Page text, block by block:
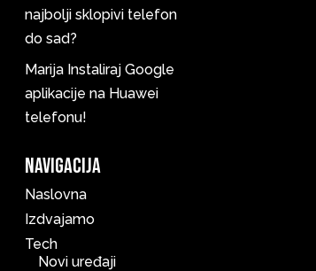
najbolji sklopivi telefon
do sad?
Marija Instaliraj Google
aplikacije na Huawei
telefonu!
Navigacija
Naslovna
Izdvajamo
Tech
Novi uređaji